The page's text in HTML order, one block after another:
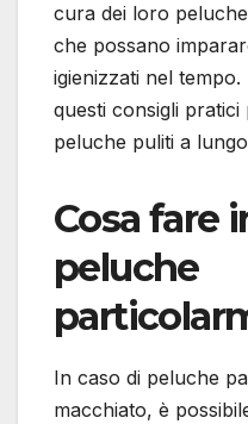
cura dei loro
che possano
igienizzati nel
questi consigli
peluche puliti a
Cosa fare
peluche
In caso di peluche
macchiato, è